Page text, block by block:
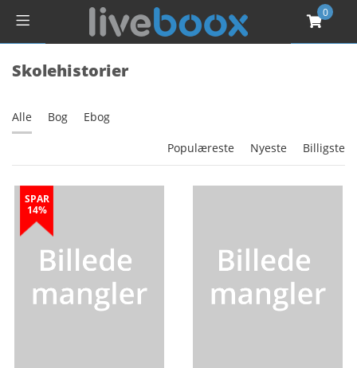
0
Skolehistorier
Alle Bog Ebog
Populæreste Nyeste Billigste
SPAR
14%